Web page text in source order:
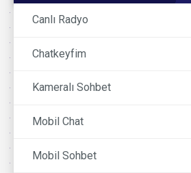
Canlı Radyo
Chatkeyfim
Kameralı Sohbet
Mobil Chat
Mobil Sohbet